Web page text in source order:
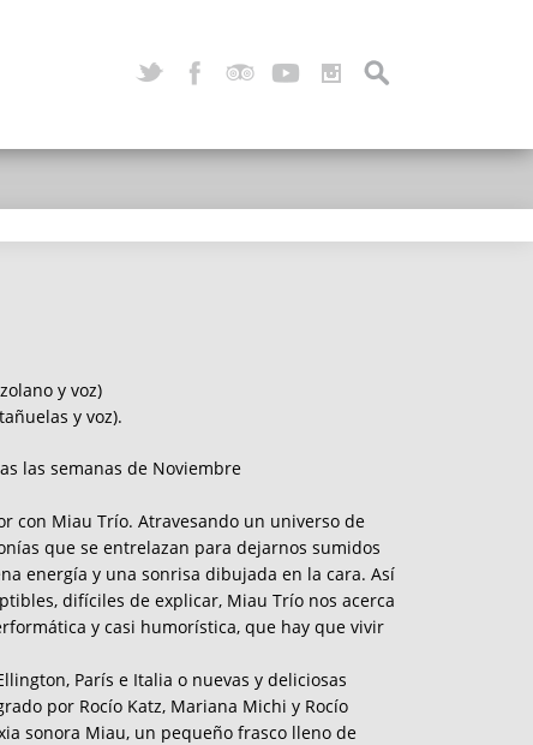
y voz)
y voz).
las semanas de Noviembre
con Miau Trío. Atravesando un universo de
que se entrelazan para dejarnos sumidos
energía y una sonrisa dibujada en la cara. Así
difíciles de explicar, Miau Trío nos acerca
y casi humorística, que hay que vivir
París e Italia o nuevas y deliciosas
por Rocío Katz, Mariana Michi y Rocío
sonora Miau, un pequeño frasco lleno de